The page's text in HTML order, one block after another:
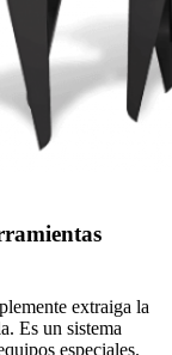
extraiga la
Es un sistema
especiales.